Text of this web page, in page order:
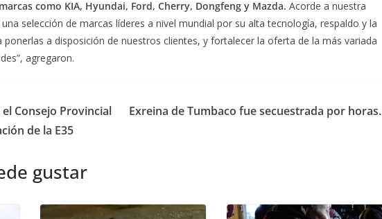
como KIA, Hyundai, Ford, Cherry, Dongfeng y Mazda. Acorde a nuestra
selección de marcas líderes a nivel mundial por su alta tecnología, respaldo y la
ponerlas a disposición de nuestros clientes, y fortalecer la oferta de la más variada
agregaron.
Consejo Provincial
de la E35
Exreina de Tumbaco fue secuestrada por horas.
gustar